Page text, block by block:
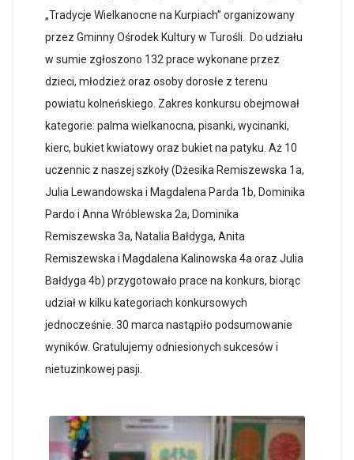
„Tradycje Wielkanocne na Kurpiach” organizowany
przez Gminny Ośrodek Kultury w Turośli. Do udziału
w sumie zgłoszono 132 prace wykonane przez
dzieci, młodzież oraz osoby dorosłe z terenu
powiatu kolneńskiego. Zakres konkursu obejmował
kategorie: palma wielkanocna, pisanki, wycinanki,
kierc, bukiet kwiatowy oraz bukiet na patyku. Aż 10
uczennic z naszej szkoły (Dżesika Remiszewska 1a,
Julia Lewandowska i Magdalena Parda 1b, Dominika
Pardo i Anna Wróblewska 2a, Dominika
Remiszewska 3a, Natalia Bałdyga, Anita
Remiszewska i Magdalena Kalinowska 4a oraz Julia
Bałdyga 4b) przygotowało prace na konkurs, biorąc
udział w kilku kategoriach konkursowych
jednocześnie. 30 marca nastąpiło podsumowanie
wyników. Gratulujemy odniesionych sukcesów i
nietuzinkowej pasji.